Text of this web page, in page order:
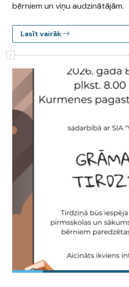
bērniem un viņu audzinātājām.
Lasīt vairāk